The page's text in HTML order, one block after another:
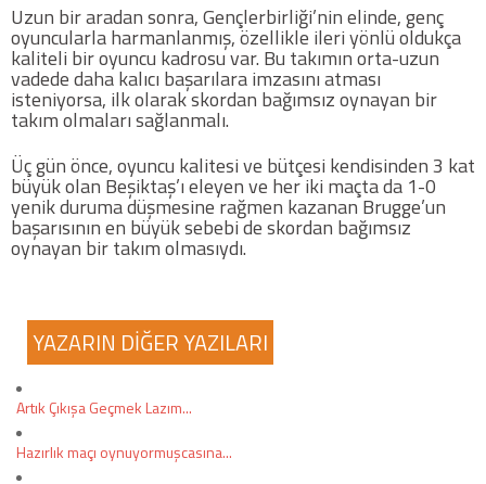
Hakkımızda
Blog
İletişim
Web Sürüme Geç
Uzun bir aradan sonra, Gençlerbirliği’nin elinde, genç
oyuncularla harmanlanmış, özellikle ileri yönlü oldukça
kaliteli bir oyuncu kadrosu var. Bu takımın orta-uzun
vadede daha kalıcı başarılara imzasını atması
isteniyorsa, ilk olarak skordan bağımsız oynayan bir
takım olmaları sağlanmalı.
Üç gün önce, oyuncu kalitesi ve bütçesi kendisinden 3 kat
büyük olan Beşiktaş’ı eleyen ve her iki maçta da 1-0
yenik duruma düşmesine rağmen kazanan Brugge’un
başarısının en büyük sebebi de skordan bağımsız
oynayan bir takım olmasıydı.
YAZARIN DİĞER YAZILARI
Artık Çıkışa Geçmek Lazım...
Hazırlık maçı oynuyormuşcasına...